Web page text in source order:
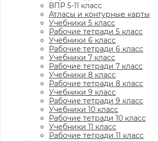
ВПР 5-11 класс
Атласы и контурные карты
Учебники 5 класс
Рабочие тетради 5 класс
Учебники 6 класс
Рабочие тетради 6 класс
Учебники 7 класс
Рабочие тетради 7 класс
Учебники 8 класс
Рабочие тетради 8 класс
Учебники 9 класс
Рабочие тетради 9 класс
Учебники 10 класс
Рабочие тетради 10 класс
Учебники 11 класс
Рабочие тетради 11 класс